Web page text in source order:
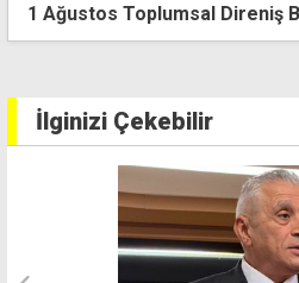
Ercan Havalimanı
alındı
İlginizi Çekebilir